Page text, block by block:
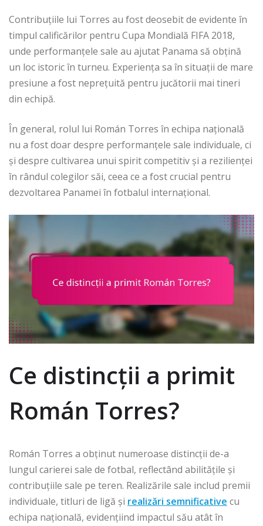
Contribuțiile lui Torres au fost deosebit de evidente în
timpul calificărilor pentru Cupa Mondială FIFA 2018,
unde performanțele sale au ajutat Panama să obțină
un loc istoric în turneu. Experiența sa în situații de mare
presiune a fost neprețuită pentru jucătorii mai tineri
din echipă.
În general, rolul lui Román Torres în echipa națională
nu a fost doar despre performanțele sale individuale, ci
și despre cultivarea unui spirit competitiv și a rezilienței
în rândul colegilor săi, ceea ce a fost crucial pentru
dezvoltarea Panamei în fotbalul internațional.
Ce distincții a primit
Román Torres?
Román Torres a obținut numeroase distincții de-a
lungul carierei sale de fotbal, reflectând abilitățile și
contribuțiile sale pe teren. Realizările sale includ premii
individuale, titluri de ligă și realizări semnificative cu
echipa națională, evidențiind impactul său atât în